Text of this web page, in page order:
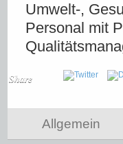
Umwelt-,
Personal mit
Share
Allgemein